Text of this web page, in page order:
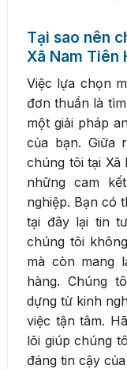
Tại sao nên
Xã Nam Tiên
Việc lựa chọn
đơn thuần là
một giải pháp
của bạn. Giữa
chúng tôi tại
những cam
nghiệp. Bạn có
tại đây lại tin
chúng tôi
mà còn mang
hàng. Chúng
dựng từ kinh
việc tận tâm.
lõi giúp chúng
đáng tin cậy